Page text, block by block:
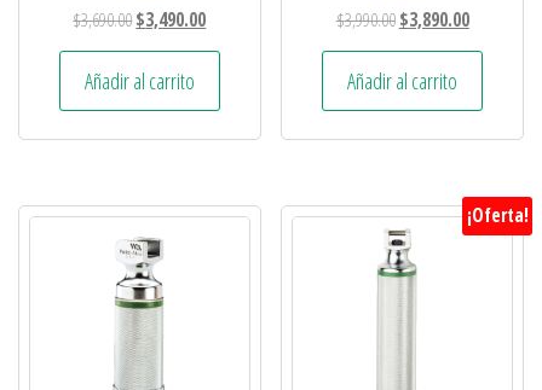
$3,690.00$3,490.00
Añadir al carrito
$3,990.00 $3,890.00
Añadir al carrito
¡Oferta!